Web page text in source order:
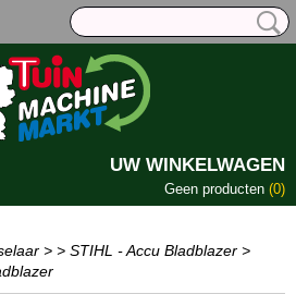
UW WINKELWAGEN
Geen producten (0)
> > STIHL - Accu Bladblazer >